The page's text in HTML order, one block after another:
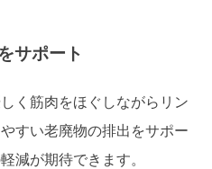
サポート
く筋肉をほぐしながらリン
すい老廃物の排出をサポー
減が期待できます。